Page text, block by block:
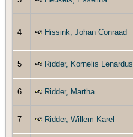
4 Hissink, Johan Conraad
5 Ridder, Kornelis Lenardus
6 Ridder, Martha
7 Ridder, Willem Karel